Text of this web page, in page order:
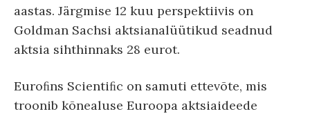
aastas. Järgmise 12 kuu perspektiivis on
Goldman Sachsi aktsianalüütikud seadnud
aktsia sihthinnaks 28 eurot.
Euroﬁns Scientiﬁc on samuti ettevõte, mis
troonib kõnealuse Euroopa aktsiaideede